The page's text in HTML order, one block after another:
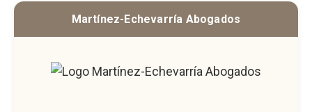
Martínez-Echevarría Abogados